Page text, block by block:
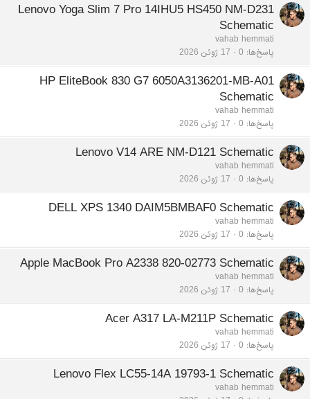
Lenovo Yoga Slim 7 Pro 14IHU5 HS450 NM-D231
Schematic
vahab hemmati
پاسخ‌ها 0 17 ژوئن 2026
HP EliteBook 830 G7 6050A3136201-MB-A01
Schematic
vahab hemmati
پاسخ‌ها 0 17 ژوئن 2026
Lenovo V14 ARE NM-D121 Schematic
vahab hemmati
پاسخ‌ها 0 17 ژوئن 2026
DELL XPS 1340 DAIM5BMBAF0 Schematic
vahab hemmati
پاسخ‌ها 0 17 ژوئن 2026
Apple MacBook Pro A2338 820-02773 Schematic
vahab hemmati
پاسخ‌ها 0 17 ژوئن 2026
Acer A317 LA-M211P Schematic
vahab hemmati
پاسخ‌ها 0 17 ژوئن 2026
Lenovo Flex LC55-14A 19793-1 Schematic
vahab hemmati